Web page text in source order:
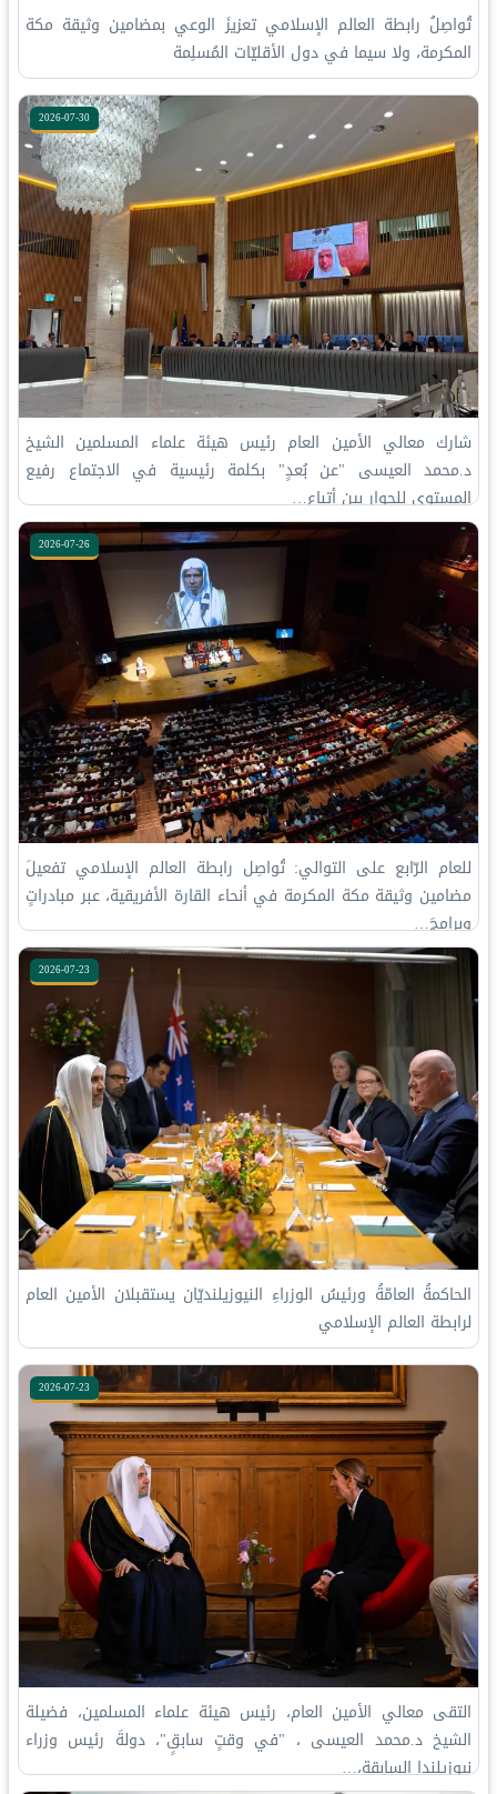
تُواصِلُ ⁧‫رابطة العالم الإسلامي‬⁩ تعزيزَ الوعي بمضامين وثيقة مكة
المكرمة، ولا سيما في دول الأقليّات المُسلِمة
2026-07-30
‏شارك معالي الأمين العام رئيس هيئة علماء المسلمين الشيخ
د.⁧‫محمد العيسى‬⁩‬⁩ "عن بُعدٍ" بكلمة رئيسية في الاجتماع رفيع
المستوى للحوار بين أتباع…
2026-07-26
‏للعام الرّابع على التوالي: ‏تُواصِل ⁧‫رابطة العالم الإسلامي‬⁩ تفعيلَ
مضامين ⁧‫وثيقة مكة المكرمة‬⁩ في أنحاء القارة الأفريقية، عبر مبادراتٍ
وبرامجَ…
2026-07-23
الحاكمةُ العامّةُ ورئيسُ الوزراءِ النيوزيلنديّان يستقبلان الأمين العام
لرابطة العالم الإسلامي
2026-07-23
التقى معالي الأمين العام، رئيس هيئة علماء المسلمين، فضيلة
الشيخ د.⁧‫محمد العيسى‬⁩ ‬⁩، "في وقتٍ سابقٍ"، دولةَ رئيس وزراء
نيوزيلندا السابقة،…